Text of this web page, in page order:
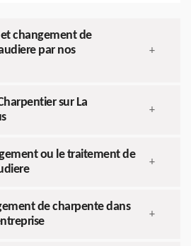
changement de
par nos
+
sur La
+
ou le traitement de
+
de charpente dans
+